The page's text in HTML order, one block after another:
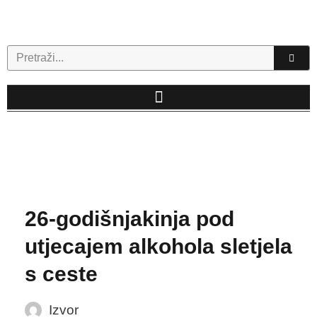
Search
26-godišnjakinja pod
utjecajem alkohola sletjela
s ceste
Izvor